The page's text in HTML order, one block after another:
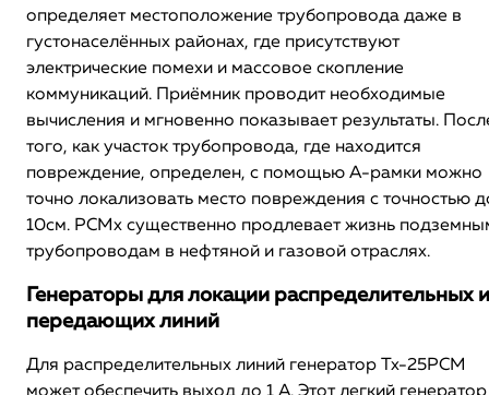
определяет местоположение трубопровода даже в
густонаселённых районах, где присутствуют
электрические помехи и массовое скопление
коммуникаций. Приёмник проводит необходимые
вычисления и мгновенно показывает результаты.
того, как участок трубопровода, где находится
повреждение, определен, с помощью А-рамки можно
точно локализовать место повреждения с точностью
10см. PCMx существенно продлевает жизнь
трубопроводам в нефтяной и газовой отраслях.
Генераторы для локации распределительных и
передающих линий
Для распределительных линий генератор Tx-25PCM